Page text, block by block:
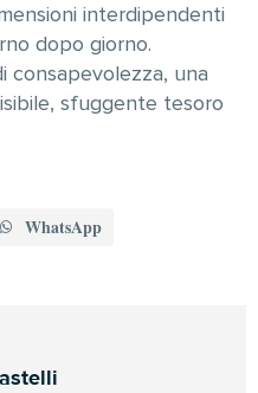
interdipendenti
dopo giorno.
consapevolezza, una
sfuggente tesoro
WhatsApp